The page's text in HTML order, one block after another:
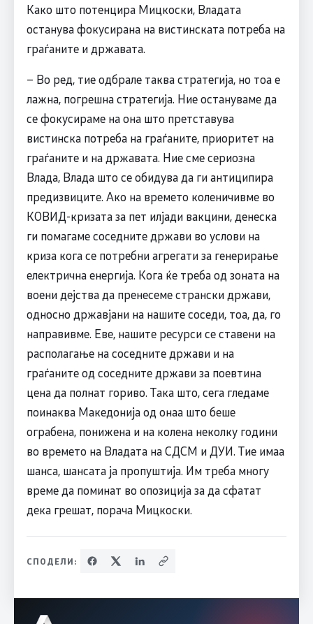
Како што потенцира Мицкоски, Владата
останува фокусирана на вистинската потреба на
граѓаните и државата.
– Во ред, тие одбрале таква стратегија, но тоа е
лажна, погрешна стратегија. Ние остануваме да
се фокусираме на она што претставува
вистинска потреба на граѓаните, приоритет на
граѓаните и на државата. Ние сме сериозна
Влада, Влада што се обидува да ги антиципира
предизвиците. Ако на времето коленичивме во
КОВИД-кризата за пет илјади вакцини, денеска
ги помагаме соседните држави во услови на
криза кога се потребни агрегати за генерирање
електрична енергија. Кога ќе треба од зоната на
воени дејства да пренесеме странски држави,
односно државјани на нашите соседи, тоа, да, го
направивме. Еве, нашите ресурси се ставени на
располагање на соседните држави и на
граѓаните од соседните држави за поевтина
цена да полнат гориво. Така што, сега гледаме
поинаква Македонија од онаа што беше
ограбена, понижена и на колена неколку години
во времето на Владата на СДСМ и ДУИ. Тие имаа
шанса, шансата ја пропуштија. Им треба многу
време да поминат во опозиција за да сфатат
дека грешат, порача Мицкоски.
СПОДЕЛИ: